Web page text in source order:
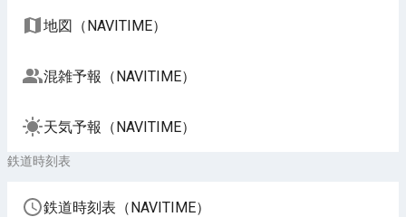
地図（NAVITIME）
混雑予報（NAVITIME）
天気予報（NAVITIME）
鉄道時刻表
鉄道時刻表（NAVITIME）